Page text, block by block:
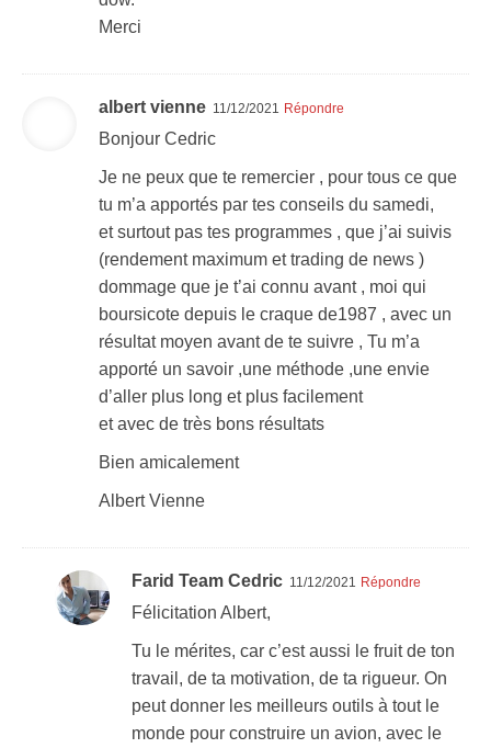
Merci
albert vienne 11/12/2021 Répondre
Bonjour Cedric
Je ne peux que te remercier , pour tous ce que
tu m’a apportés par tes conseils du samedi,
et surtout pas tes programmes , que j’ai suivis
(rendement maximum et trading de news )
dommage que je t’ai connu avant , moi qui
boursicote depuis le craque de1987 , avec un
résultat moyen avant de te suivre , Tu m’a
apporté un savoir ,une méthode ,une envie
d’aller plus long et plus facilement
et avec de très bons résultats
Bien amicalement
Albert Vienne
Farid Team Cedric 11/12/2021 Répondre
Félicitation Albert,
Tu le mérites, car c’est aussi le fruit de ton
travail, de ta motivation, de ta rigueur. On
peut donner les meilleurs outils à tout le
monde pour construire un avion, avec le